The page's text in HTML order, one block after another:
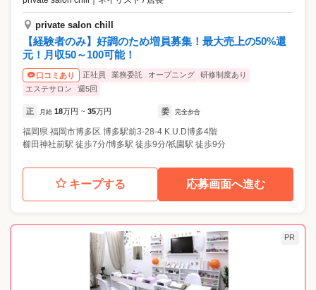
private salon chill
【経験者のみ】好調のため増員募集！最大売上の50%還
元！月収50～100可能！
口コミあり 正社員 業務委託 オープニング
研修制度あり
エステサロン
週5回
正 月給 18万円 ~ 35万円 委 完全歩合
福岡県 福岡市博多区 博多駅前3-28-4 K.U.D博多4階
櫛田神社前駅 徒歩7分/博多駅 徒歩9分/祇園駅 徒歩9分
キープする 応募画面へ進む
PR